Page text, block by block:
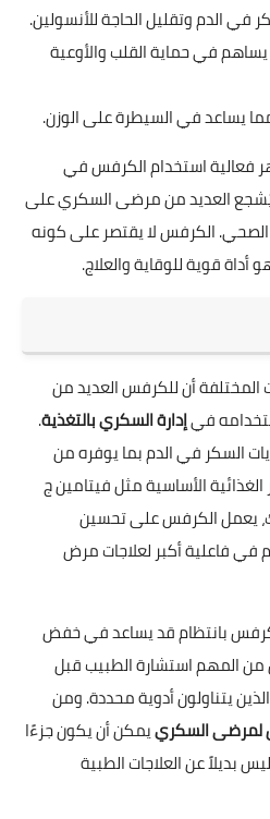
الدم وتقليل الحاجة للأنسولين.
في حماية القلب والأوعية
يساعد في السيطرة على الوزن.
فعالية استخدام الكرفس في
يُشجع العديد من مرضى السكري على
الكرفس لا يقتصر على كونه
قوية للوقاية والعلاج.
المختلفة أن للكرفس العديد من
فيإدارة السكري بالتغذية.
السكر في الدم بما يوفره من
الأساسية مثل فيتامين ج
يعمل الكرفس على تحسين
فاعلية أكبر لعلاجات مرض
بانتظام قد يساعد في خفض
المهم استشارة الطبيب قبل
يتناولون أدوية محددة. ومن
لمرضى السكرييمكن أن يكون جزءًا
بديلاً عن العلاجات الطبية